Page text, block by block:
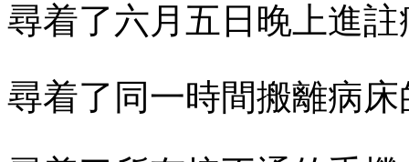
尋着了六月五日晚上進
尋着了同一時間搬離病床